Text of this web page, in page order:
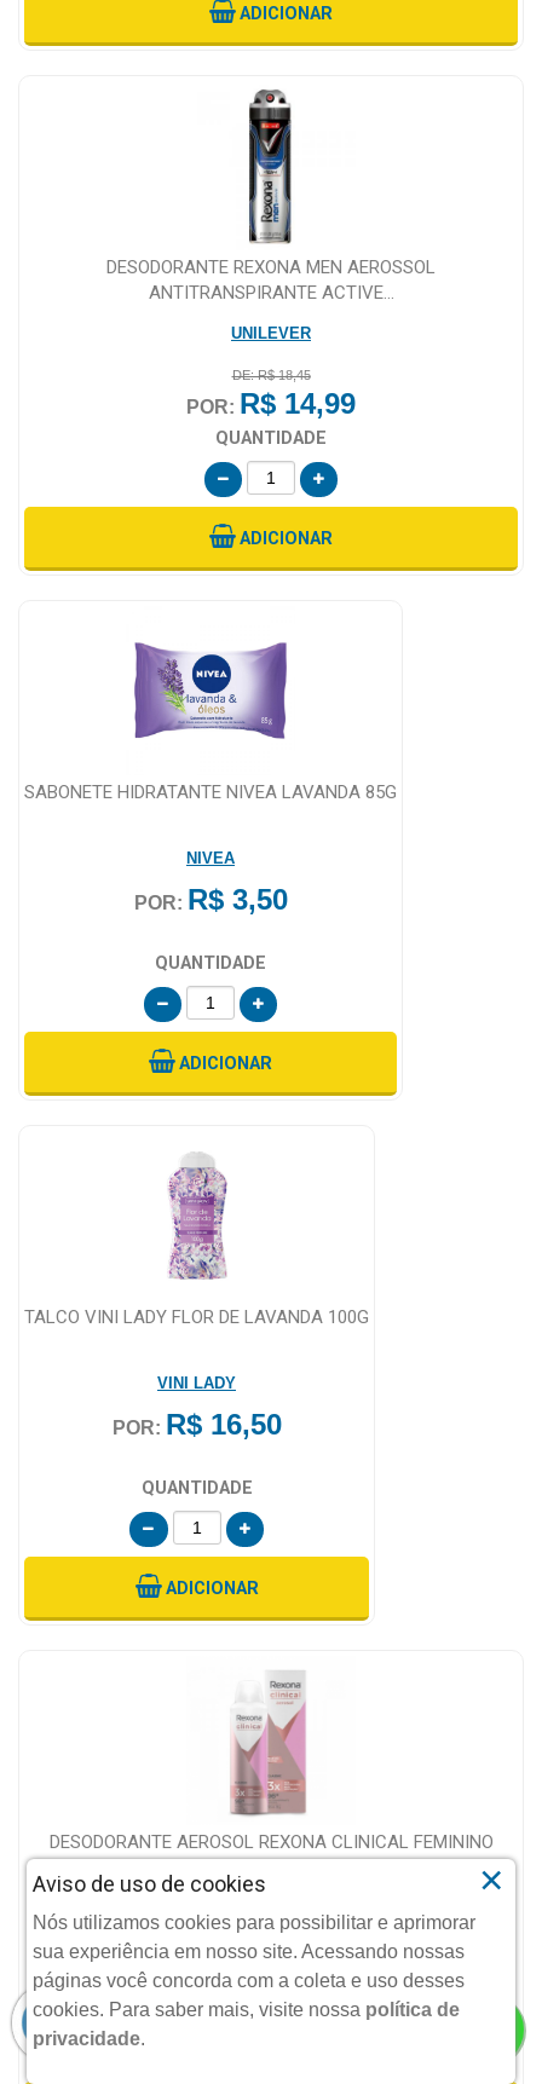
ADICIONAR
DESODORANTE REXONA MEN AEROSSOL
ANTITRANSPIRANTE ACTIVE...
UNILEVER
DE: R$ 18,45
POR: R$ 14,99
QUANTIDADE
ADICIONAR
SABONETE HIDRATANTE NIVEA LAVANDA 85G
NIVEA
POR: R$ 3,50
QUANTIDADE
ADICIONAR
TALCO VINI LADY FLOR DE LAVANDA 100G
VINI LADY
POR: R$ 16,50
QUANTIDADE
ADICIONAR
DESODORANTE AEROSOL REXONA CLINICAL FEMININO
POR:R$ 23,90
QUANTIDADE
Aviso de uso de cookies
Nós utilizamos cookies para possibilitar e aprimorar
sua experiência em nosso site. Acessando nossas
páginas você concorda com a coleta e uso desses
cookies. Para saber mais, visite nossa política de
privacidade.
×